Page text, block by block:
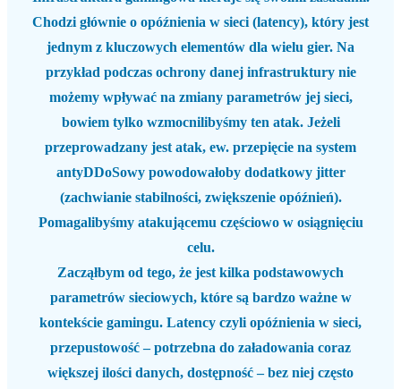
Chodzi głównie o opóźnienia w sieci (latency), który jest
jednym z kluczowych elementów dla wielu gier. Na
przykład podczas ochrony danej infrastruktury nie
możemy wpływać na zmiany parametrów jej sieci,
bowiem tylko wzmocnilibyśmy ten atak. Jeżeli
przeprowadzany jest atak, ew. przepięcie na system
antyDDoSowy powodowałoby dodatkowy jitter
(zachwianie stabilności, zwiększenie opóźnień).
Pomagalibyśmy atakującemu częściowo w osiągnięciu
celu.
Zacząłbym od tego, że jest kilka podstawowych
parametrów sieciowych, które są bardzo ważne w
kontekście gamingu. Latency czyli opóźnienia w sieci,
przepustowość– potrzebna do załadowania coraz
większej ilości danych, dostępność– bez niej często